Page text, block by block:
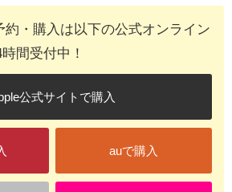
・購入は以下の公式オンライン
間受付中！
公式サイトで購入
auで購入